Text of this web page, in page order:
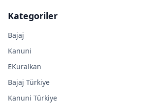
Kategoriler
Bajaj
Kanuni
EKuralkan
Bajaj Türkiye
Kanuni Türkiye